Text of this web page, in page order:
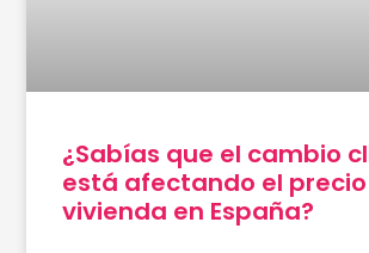
¿Sabías que el cambio
está afectando el
vivienda en España?